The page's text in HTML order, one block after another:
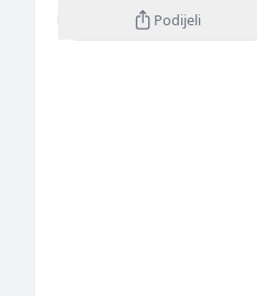
Podijeli